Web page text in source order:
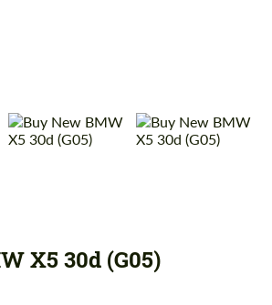
X5 30d (G05)